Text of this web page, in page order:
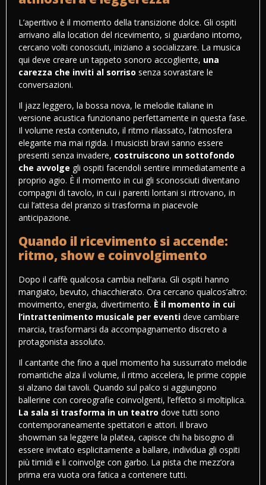
L’aperitivo è il momento della transizione dolce. Gli ospiti
arrivano alla location del ricevimento, si guardano intorno,
cercano volti conosciuti, iniziano a socializzare. La musica
qui deve creare un tappeto sonoro accogliente, una
carezza che inviti al sorriso senza sovrastare le
conversazioni.
Il jazz leggero, la bossa nova, le melodie italiane in
versione acustica funzionano perfettamente in questa fase.
Il volume resta contenuto, il ritmo rilassato, l’atmosfera
elegante ma mai rigida. I musicisti bravi sanno essere
presenti senza invadere, costruiscono un sottofondo
che avvolge gli ospiti facendoli sentire immediatamente a
proprio agio. È il momento in cui gli sconosciuti diventano
compagni di tavolo, in cui i parenti lontani si ritrovano, in
cui l’attesa del pranzo si trasforma in piacevole
anticipazione.
Quando il ricevimento si accende:
ritmo, show e coinvolgimento
Dopo il caffè qualcosa cambia nell’aria. Gli ospiti hanno
mangiato, bevuto, chiacchierato. Ora cercano qualcos’altro:
movimento, energia, divertimento. È il momento in cui
l’intrattenimento musicale per eventi deve cambiare
marcia, trasformarsi da accompagnamento discreto a
protagonista assoluto.
Il cantante che fino a quel momento ha sussurrato melodie
romantiche alza il volume, il ritmo accelera, le prime coppie
si alzano dai tavoli. Quando sul palco si aggiungono
ballerine con coreografie coinvolgenti, l’effetto si moltiplica.
La sala si trasforma in un teatro dove tutti sono
contemporaneamente spettatori e attori. Il bravo
showman sa leggere la platea, capisce chi ha bisogno di
essere invitato esplicitamente a ballare, individua gli ospiti
più timidi e li coinvolge con garbo. La pista che mezz’ora
prima era vuota ora fatica a contenere tutti.